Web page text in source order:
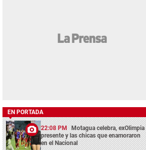
EN PORTADA
22:08 PM Motagua celebra, exOlimpia
presente y las chicas que enamoraron
en el Nacional